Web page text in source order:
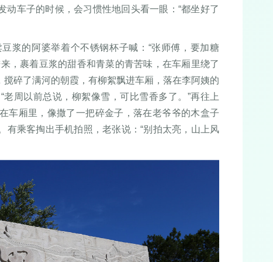
车子的时候，会习惯性地回头看一眼：“都坐好了
浆的阿婆举着个不锈钢杯子喊：“张师傅，要加糖
，裹着豆浆的甜香和青菜的青苦味，在车厢里绕了
碎了满河的朝霞，有柳絮飘进车厢，落在李阿姨的
周以前总说，柳絮像雪，可比雪香多了。”再往上
车厢里，像撒了一把碎金子，落在老爷爷的木盒子
有乘客掏出手机拍照，老张说：“别拍太亮，山上风